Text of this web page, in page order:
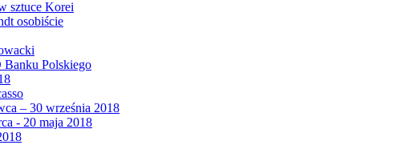
sztuce Korei
osobiście
Banku Polskiego
– 30 września 2018
- 20 maja 2018